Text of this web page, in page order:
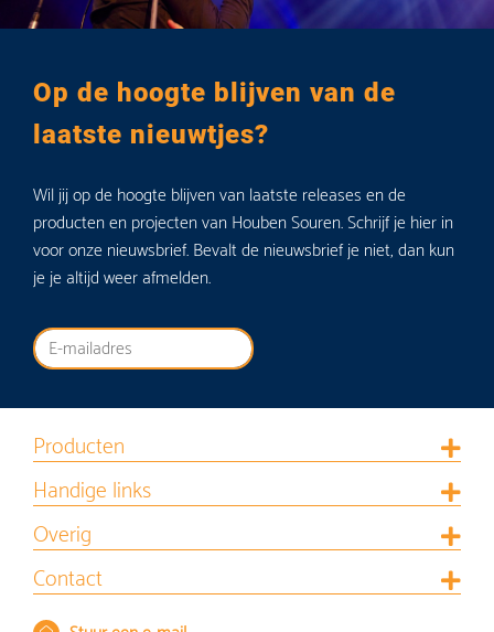
Op de hoogte blijven van de
laatste nieuwtjes?
Wil jij op de hoogte blijven van laatste releases en de
producten en projecten van Houben Souren. Schrijf je hier in
voor onze nieuwsbrief. Bevalt de nieuwsbrief je niet, dan kun
je je altijd weer afmelden.
Producten
Handige links
Overig
Contact